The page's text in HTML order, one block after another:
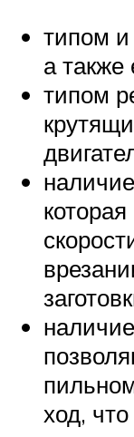
типом
а также
типом
ход,